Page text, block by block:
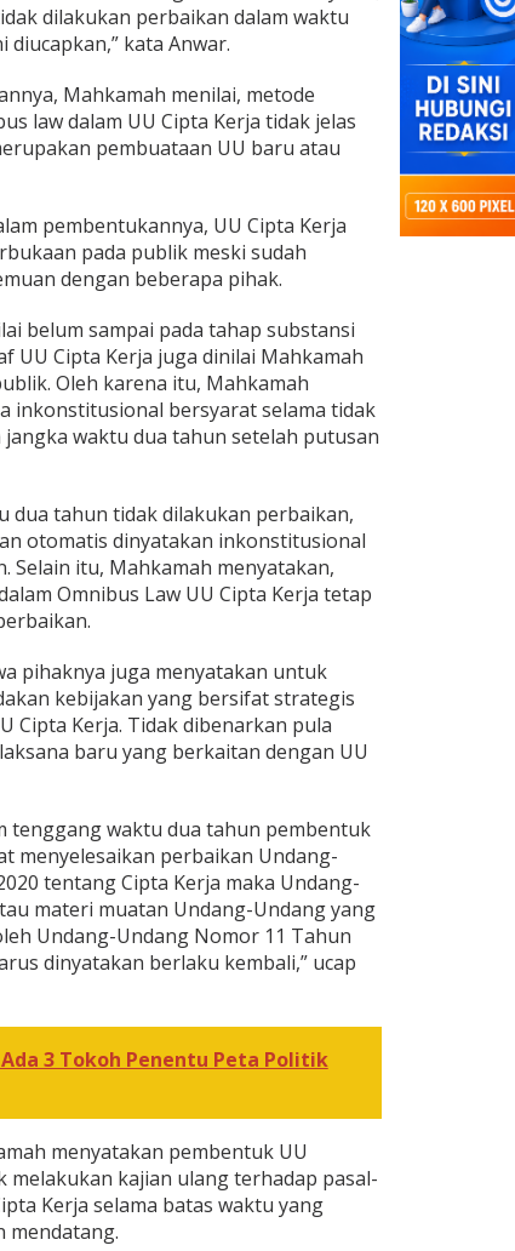
dilakukan perbaikan dalam waktu
kata Anwar.
Mahkamah menilai, metode
law dalam UU Cipta Kerja tidak jelas
pembuataan UU baru atau
pembentukannya, UU Cipta Kerja
pada publik meski sudah
dengan beberapa pihak.
belum sampai pada tahap substansi
UU Cipta Kerja juga dinilai Mahkamah
Oleh karena itu, Mahkamah
inkonstitusional bersyarat selama tidak
waktu dua tahun setelah putusan
dua tahun tidak dilakukan perbaikan,
otomatis dinyatakan inkonstitusional
Selain itu, Mahkamah menyatakan,
Omnibus Law UU Cipta Kerja tetap
pihaknya juga menyatakan untuk
kebijakan yang bersifat strategis
Cipta Kerja. Tidak dibenarkan pula
baru yang berkaitan dengan UU
tenggang waktu dua tahun pembentuk
menyelesaikan perbaikan Undang-
tentang Cipta Kerja maka Undang-
materi muatan Undang-Undang yang
Undang-Undang Nomor 11 Tahun
dinyatakan berlaku kembali,” ucap
Ada 3 Tokoh Penentu Peta Politik
menyatakan pembentuk UU
melakukan kajian ulang terhadap pasal-
Kerja selama batas waktu yang
mendatang.